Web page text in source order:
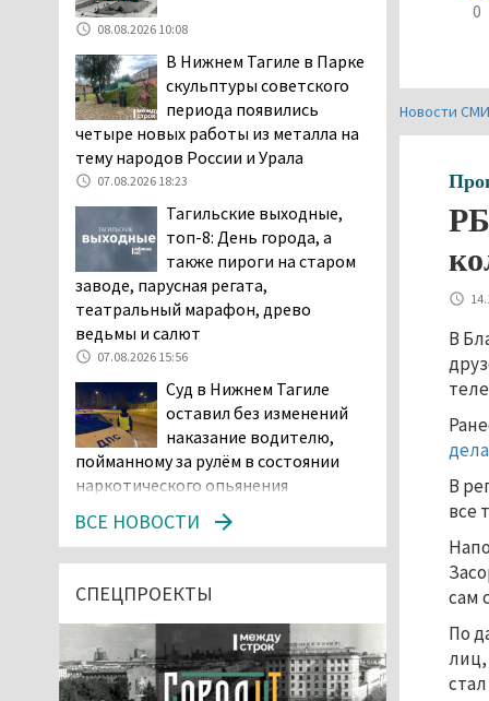
0
Новости
В
В
все
сам
По
лиц,
08.08.2026 10:08
В Нижнем Тагиле в Парке
скульптуры советского
периода появились
четыре новых работы из металла на
тему народов России и Урала
07.08.2026 18:23
Тагильские выходные,
топ-8: День города, а
также пироги на старом
заводе, парусная регата,
театральный марафон, древо
ведьмы и салют
07.08.2026 15:56
Суд в Нижнем Тагиле
оставил без изменений
наказание водителю,
пойманному за рулём в состоянии
наркотического опьянения
ДТП под Екатеринбургом
Тагильские спасатели
проникли в квартиру
через балкон, чтобы
ВСЕ НОВОСТИ
СПЕЦПРОЕКТЫ